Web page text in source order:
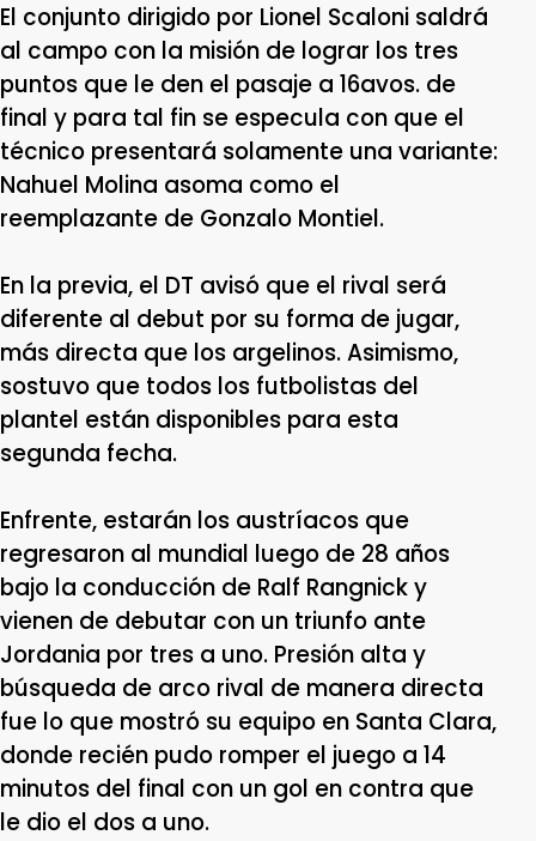
El conjunto dirigido por Lionel Scaloni saldrá
al campo con la misión de lograr los tres
puntos que le den el pasaje a 16avos. de
final y para tal fin se especula con que el
técnico presentará solamente una variante:
Nahuel Molina asoma como el
reemplazante de Gonzalo Montiel.
En la previa, el DT avisó que el rival será
diferente al debut por su forma de jugar,
más directa que los argelinos. Asimismo,
sostuvo que todos los futbolistas del
plantel están disponibles para esta
segunda fecha.
Enfrente, estarán los austríacos que
regresaron al mundial luego de 28 años
bajo la conducción de Ralf Rangnick y
vienen de debutar con un triunfo ante
Jordania por tres a uno. Presión alta y
búsqueda de arco rival de manera directa
fue lo que mostró su equipo en Santa Clara,
donde recién pudo romper el juego a 14
minutos del final con un gol en contra que
le dio el dos a uno.